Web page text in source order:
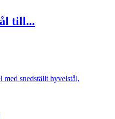
till...